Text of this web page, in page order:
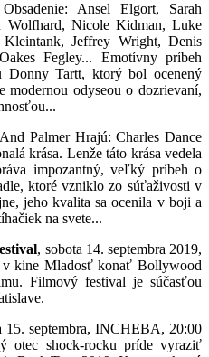
Ansel Elgort, Sarah
Wolfhard, Nicole Kidman, Luke
Jeffrey Wright, Denis
Fegley... Emotívny príbeh
Donny Tartt, ktorý bol ocenený
modernou odyseou o dozrievaní,
Palmer Hrajú: Charles Dance
krása. Lenže táto krása vedela
impozantný, veľký príbeh o
ktoré vzniklo zo súťaživosti v
jeho kvalita sa ocenila v boji a
na svete...
, sobota 14. septembra 2019,
kine Mladosť konať Bollywood
Filmový festival je súčasťou
15. septembra, INCHEBA, 20:00
otec shock-rocku príde vyraziť